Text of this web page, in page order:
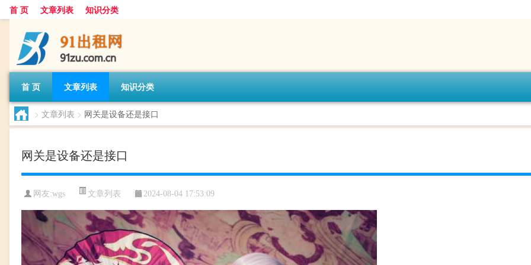
首 页 文章列表 知识分类
首 页 文章列表 知识分类
> 文章列表 > 网关是设备还是接口
网关是设备还是接口
网友:wgs 文章列表 2024-08-04 17:53:09